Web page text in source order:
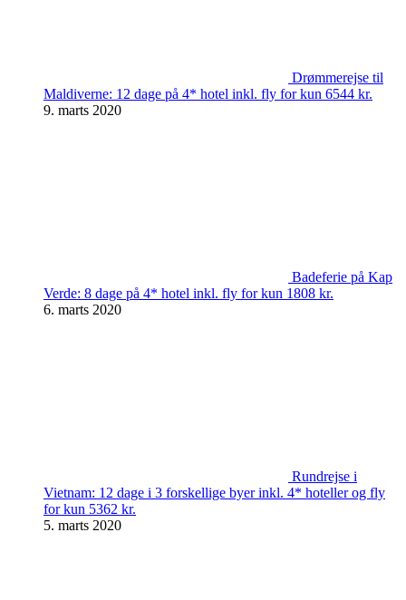
Drømmerejse til
Maldiverne: 12 dage på 4* hotel inkl. fly for kun 6544 kr.
9. marts 2020
Badeferie på Kap
Verde: 8 dage på 4* hotel inkl. fly for kun 1808 kr.
6. marts 2020
Rundrejse i
Vietnam: 12 dage i 3 forskellige byer inkl. 4* hoteller og fly
for kun 5362 kr.
5. marts 2020